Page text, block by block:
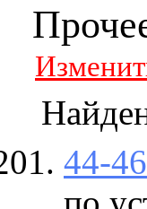
44-